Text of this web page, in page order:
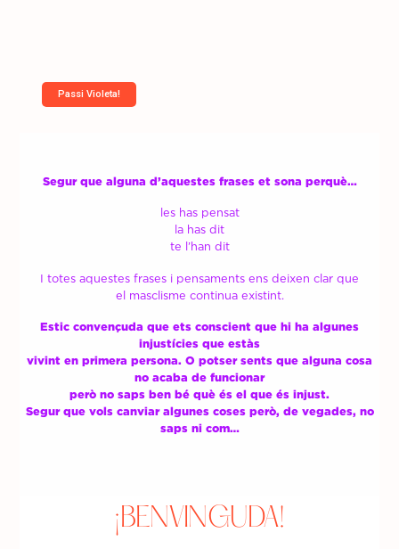
Passi Violeta!
Segur que alguna d’aquestes frases et sona perquè…
les has pensat
la has dit
te l’han dit
I totes aquestes frases i pensaments ens deixen clar que
el masclisme continua existint.
Estic convençuda que ets conscient que hi ha algunes
injustícies que estàs
vivint en primera persona. O potser sents que alguna cosa
no acaba de funcionar
però no saps ben bé què és el que és injust.
Segur que vols canviar algunes coses però, de vegades, no
saps ni com…
¡BENVINGUDA!